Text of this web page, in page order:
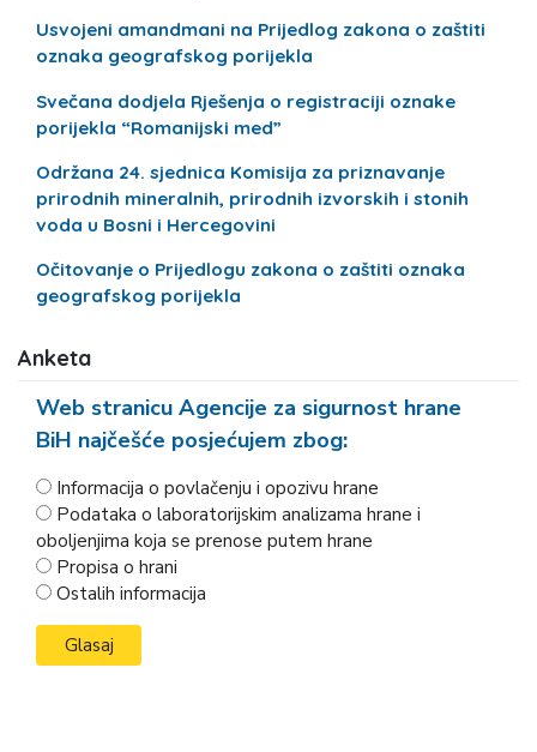
Usvojeni amandmani na Prijedlog zakona o zaštiti
oznaka geografskog porijekla
Svečana dodjela Rješenja o registraciji oznake
porijekla “Romanijski med”
Održana 24. sjednica Komisija za priznavanje
prirodnih mineralnih, prirodnih izvorskih i stonih
voda u Bosni i Hercegovini
Očitovanje o Prijedlogu zakona o zaštiti oznaka
geografskog porijekla
Anketa
Web stranicu Agencije za sigurnost hrane
BiH najčešće posjećujem zbog:
Informacija o povlačenju i opozivu hrane
Podataka o laboratorijskim analizama hrane i
oboljenjima koja se prenose putem hrane
Propisa o hrani
Ostalih informacija